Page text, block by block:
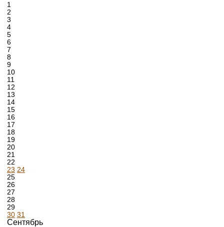
1
2
3
4
5
6
7
8
9
10
11
12
13
14
15
16
17
18
19
20
21
22
23 24
25
26
27
28
29
30 31
Сентябрь